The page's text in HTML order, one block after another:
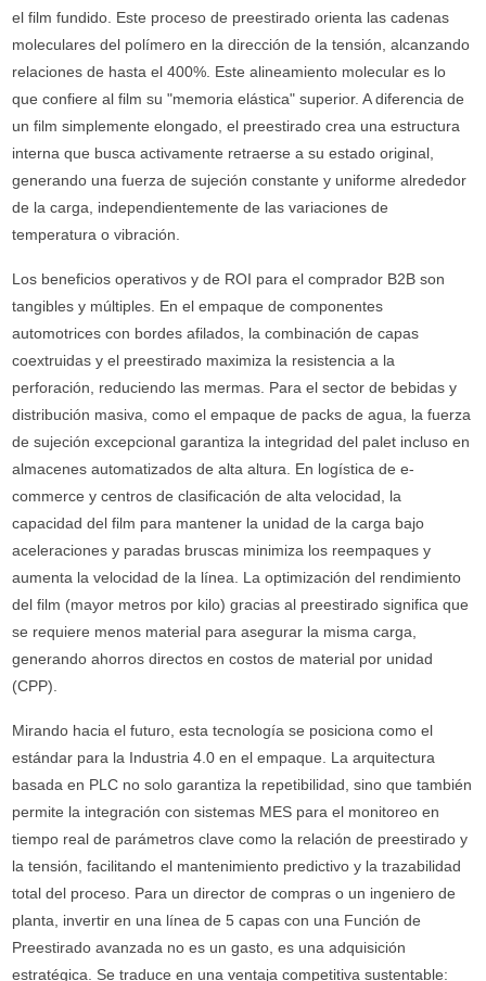
el film fundido. Este proceso de preestirado orienta las cadenas
moleculares del polímero en la dirección de la tensión, alcanzando
relaciones de hasta el 400%. Este alineamiento molecular es lo
que confiere al film su "memoria elástica" superior. A diferencia de
un film simplemente elongado, el preestirado crea una estructura
interna que busca activamente retraerse a su estado original,
generando una fuerza de sujeción constante y uniforme alrededor
de la carga, independientemente de las variaciones de
temperatura o vibración.
Los beneficios operativos y de ROI para el comprador B2B son
tangibles y múltiples. En el empaque de componentes
automotrices con bordes afilados, la combinación de capas
coextruidas y el preestirado maximiza la resistencia a la
perforación, reduciendo las mermas. Para el sector de bebidas y
distribución masiva, como el empaque de packs de agua, la fuerza
de sujeción excepcional garantiza la integridad del palet incluso en
almacenes automatizados de alta altura. En logística de e-
commerce y centros de clasificación de alta velocidad, la
capacidad del film para mantener la unidad de la carga bajo
aceleraciones y paradas bruscas minimiza los reempaques y
aumenta la velocidad de la línea. La optimización del rendimiento
del film (mayor metros por kilo) gracias al preestirado significa que
se requiere menos material para asegurar la misma carga,
generando ahorros directos en costos de material por unidad
(CPP).
Mirando hacia el futuro, esta tecnología se posiciona como el
estándar para la Industria 4.0 en el empaque. La arquitectura
basada en PLC no solo garantiza la repetibilidad, sino que también
permite la integración con sistemas MES para el monitoreo en
tiempo real de parámetros clave como la relación de preestirado y
la tensión, facilitando el mantenimiento predictivo y la trazabilidad
total del proceso. Para un director de compras o un ingeniero de
planta, invertir en una línea de 5 capas con una Función de
Preestirado avanzada no es un gasto, es una adquisición
estratégica. Se traduce en una ventaja competitiva sustentable: